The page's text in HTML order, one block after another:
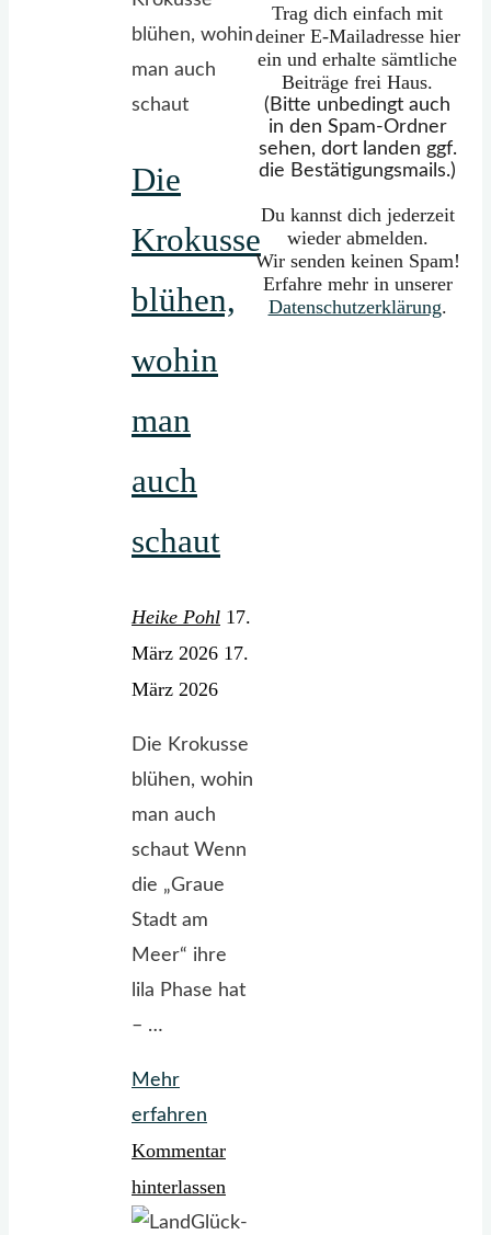
Die
Krokusse
blühen,
wohin
man
auch
schaut
Heike Pohl 17.
März 2026 17.
März 2026
Die Krokusse
blühen, wohin
man auch
schaut Wenn
die „Graue
Stadt am
Meer“ ihre
lila Phase hat
– …
Mehr
erfahren
Krokusse
blühen,
wohin
Kommentar
hinterlassen
Trag dich einfach mit
deiner E-Mailadresse hier
ein und erhalte sämtliche
Beiträge frei Haus.
(Bitte unbedingt auch
in den Spam-Ordner
sehen, dort landen ggf.
die Bestätigungsmails.)
Du kannst dich jederzeit
wieder abmelden.
Wir senden keinen Spam!
Erfahre mehr in unserer
Datenschutzerklärung.